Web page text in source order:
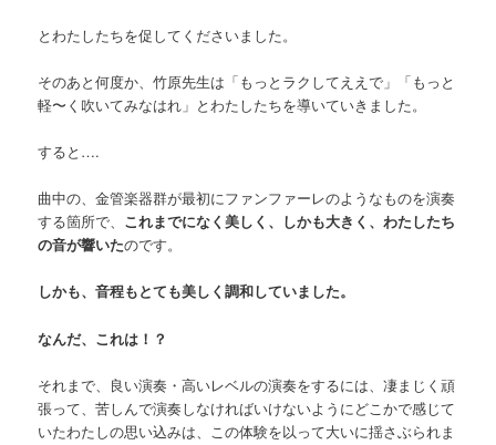
とわたしたちを促してくださいました。
そのあと何度か、竹原先生は「もっとラクしてええで」「もっと
軽〜く吹いてみなはれ」とわたしたちを導いていきました。
すると….
曲中の、金管楽器群が最初にファンファーレのようなものを演奏
する箇所で、 これまでになく美しく、しかも大きく、わたしたち
の音が響いたのです。
しかも、音程もとても美しく調和していました。
なんだ、これは！？
それまで、良い演奏・高いレベルの演奏をするには、凄まじく頑
張って、苦しんで演奏しなければいけないようにどこかで感じて
いたわたしの思い込みは、この体験を以って大いに揺さぶられま